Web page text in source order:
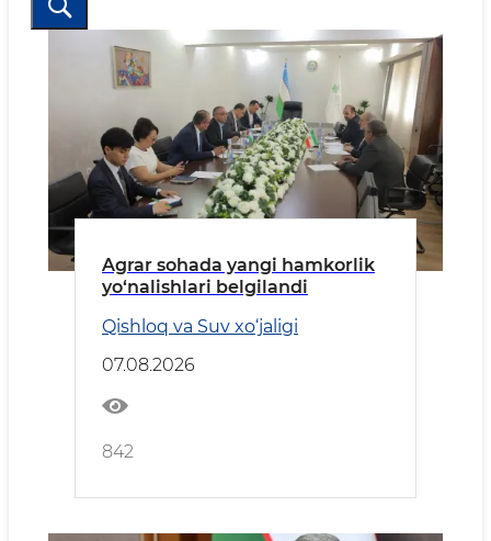
Agrar sohada yangi hamkorlik
yo‘nalishlari belgilandi
Qishloq va Suv xo‘jaligi
07.08.2026
842